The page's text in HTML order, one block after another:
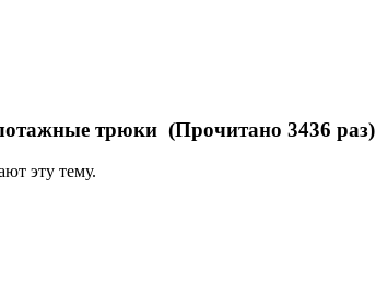
трюки (Прочитано 3436 раз)
эту тему.